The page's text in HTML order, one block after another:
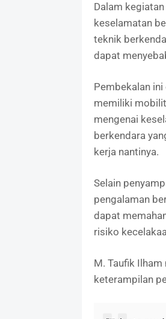
Dalam
keselamatan
teknik
dapat
Pembekalan
memiliki
mengenai
berkendara
kerja nantinya.
Selain
pengalaman
dapat
risiko
M. Taufik
keterampilan